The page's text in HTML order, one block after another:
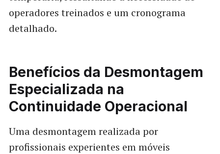
operadores treinados e um cronograma
detalhado.
Benefícios da Desmontagem
Especializada na
Continuidade Operacional
Uma desmontagem realizada por
profissionais experientes em móveis